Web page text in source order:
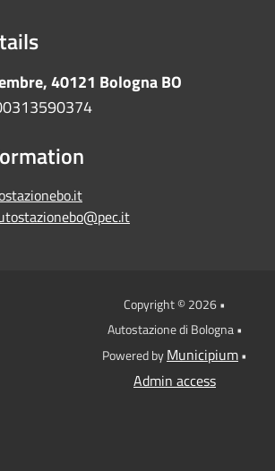
40121 Bologna BO
Copyright © 2026 •
Autostazione di Bologna •
Powered byMunicipium•
Admin access